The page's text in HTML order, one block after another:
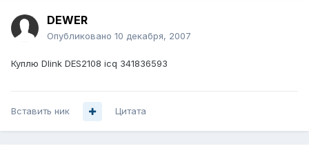
DEWER
Опубликовано 10 декабря, 2007
Куплю Dlink DES2108 icq 341836593
Вставить ник Цитата